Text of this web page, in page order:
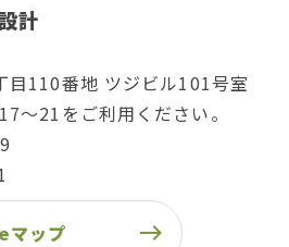
計
目110番地 ツジビル101号室
〜21をご利用ください。
ップ